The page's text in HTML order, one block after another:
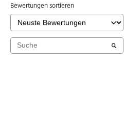
Bewertungen sortieren